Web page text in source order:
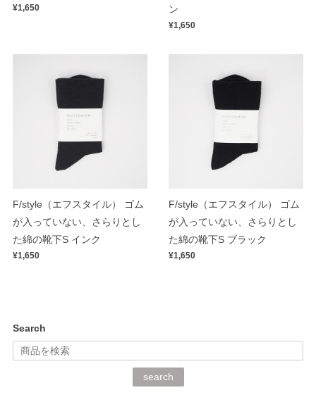
¥1,650
ン
¥1,650
F/style（エフスタイル） ゴム
が入っていない、さらりとし
た綿の靴下S インク
¥1,650
F/style（エフスタイル） ゴム
が入っていない、さらりとし
た綿の靴下S ブラック
¥1,650
Search
search